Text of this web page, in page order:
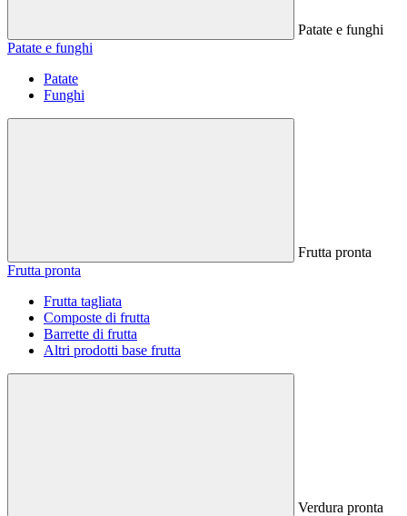
Patate e funghi
Patate e funghi
Patate
Funghi
Frutta pronta
Frutta pronta
Frutta tagliata
Composte di frutta
Barrette di frutta
Altri prodotti base frutta
Verdura pronta